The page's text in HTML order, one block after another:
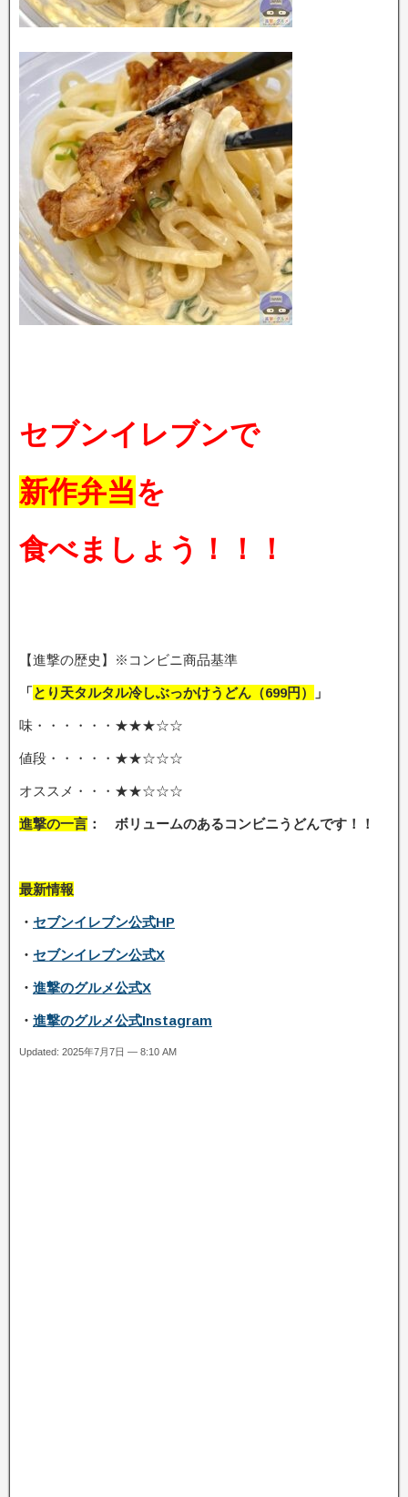
セブンイレブンで
新作弁当を
食べましょう！！！
【進撃の歴史】※コンビニ商品基準
「とり天タルタル冷しぶっかけうどん （699円） 」
味・・・・・・★★★☆☆
値段・・・・・★★☆☆☆
オススメ・・・★★☆☆☆
進撃の一言 ： ボリュームのあるコンビニうどんです ！！
最新情報
・ セブンイレブン公式HP
・ セブンイレブン公式X
・ 進撃のグルメ公式X
・ 進撃のグルメ公式Instagram
Updated: 2025年7月7日 — 8:10 AM